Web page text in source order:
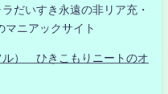
だいすき永遠の非リア充・
マニアックサイト
ル） ひきこもりニートのオ